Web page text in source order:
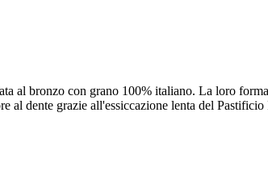
al bronzo con grano 100% italiano. La loro
al dente grazie all'essiccazione lenta del Pastificio